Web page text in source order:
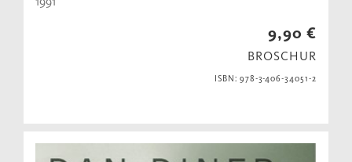
9,90 €
BROSCHUR
ISBN: 978-3-406-34051-2